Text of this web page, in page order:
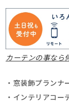
カーテンの事なら
・窓装飾プランナ
・インテリアコー